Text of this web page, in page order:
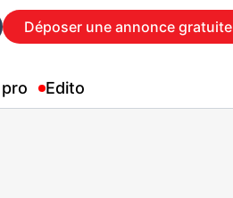
Déposer une annonce gratuite
Edito